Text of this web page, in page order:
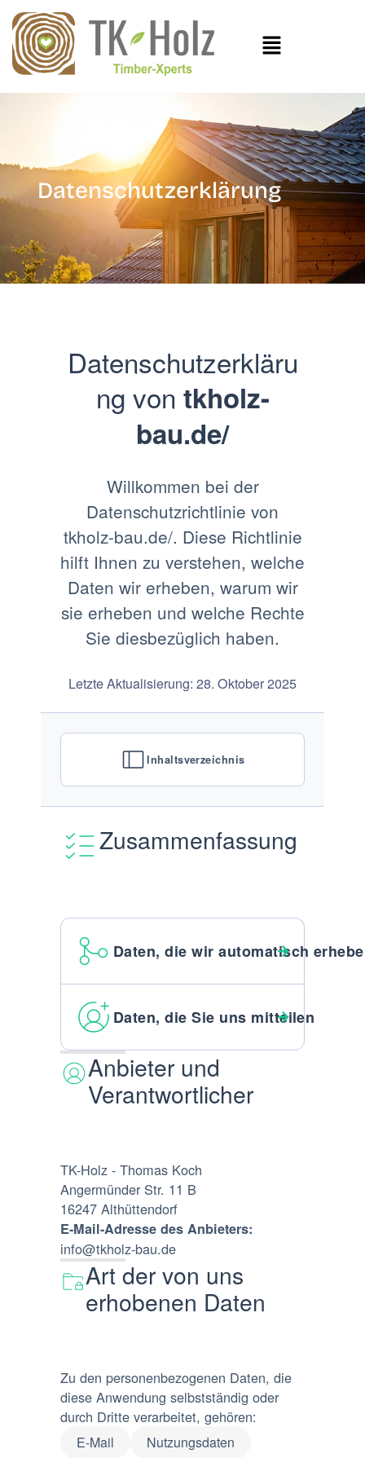
Datenschutzerklärung
Datenschutzerkläru
ng von tkholz-
bau.de/
Willkommen bei der
Datenschutzrichtlinie von
tkholz-bau.de/. Diese Richtlinie
hilft Ihnen zu verstehen, welche
Daten wir erheben, warum wir
sie erheben und welche Rechte
Sie diesbezüglich haben.
Letzte Aktualisierung: 28. Oktober 2025
Inhaltsverzeichnis
Zusammenfassung
Daten, die wir automatisch
Daten, die Sie uns mitteilen
Anbieter und
Verantwortlicher
TK-Holz - Thomas Koch
Angermünder Str. 11 B
16247 Althüttendorf
E-Mail-Adresse des Anbieters:
info@tkholz-bau.de
Art der von uns
erhobenen Daten
Zu den personenbezogenen Daten, die
diese Anwendung selbstständig oder
durch Dritte verarbeitet, gehören:
E-Mail Nutzungsdaten